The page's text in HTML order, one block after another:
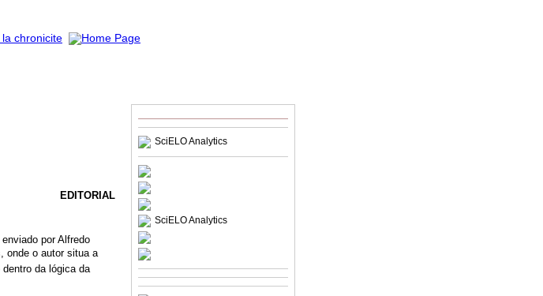
SciELO Analytics
SciELO Analytics
EDITORIAL
por Alfredo
onde o autor situa a
da lógica da